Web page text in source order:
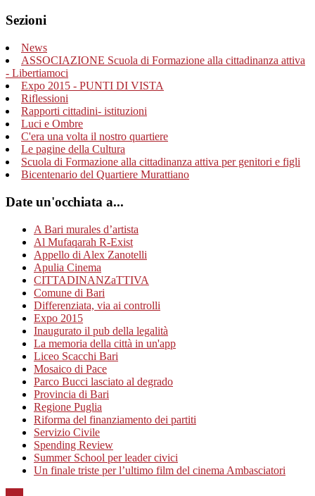
Sezioni
News
ASSOCIAZIONE Scuola di Formazione alla cittadinanza attiva
- Libertiamoci
Expo 2015 - PUNTI DI VISTA
Riflessioni
Rapporti cittadini- istituzioni
Luci e Ombre
C'era una volta il nostro quartiere
Le pagine della Cultura
Scuola di Formazione alla cittadinanza attiva per genitori e figli
Bicentenario del Quartiere Murattiano
Date un'occhiata a...
A Bari murales d’artista
Al Mufaqarah R-Exist
Appello di Alex Zanotelli
Apulia Cinema
CITTADINANZaTTIVA
Comune di Bari
Differenziata, via ai controlli
Expo 2015
Inaugurato il pub della legalità
La memoria della città in un'app
Liceo Scacchi Bari
Mosaico di Pace
Parco Bucci lasciato al degrado
Provincia di Bari
Regione Puglia
Riforma del finanziamento dei partiti
Servizio Civile
Spending Review
Summer School per leader civici
Un finale triste per l’ultimo film del cinema Ambasciatori